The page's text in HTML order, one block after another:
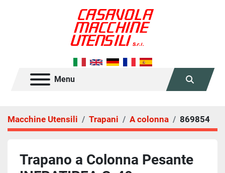
Menu
Cerca
Macchine Utensili Trapani A colonna 869854
Trapano a Colonna Pesante